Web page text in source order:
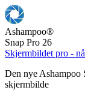
Ashampoo®
Snap Pro 26
Skjermbildet pro -
Den nye Ashampoo
skjermbilde